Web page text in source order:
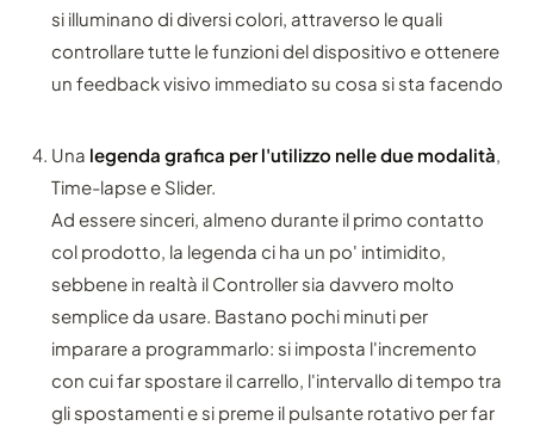
si illuminano di diversi colori, attraverso le quali
controllare tutte le funzioni del dispositivo e ottenere
un feedback visivo immediato su cosa si sta facendo
Una legenda grafica per l'utilizzo nelle due modalità,
Time-lapse e Slider.
Ad essere sinceri, almeno durante il primo contatto
col prodotto, la legenda ci ha un po' intimidito,
sebbene in realtà il Controller sia davvero molto
semplice da usare. Bastano pochi minuti per
imparare a programmarlo: si imposta l'incremento
con cui far spostare il carrello, l'intervallo di tempo tra
gli spostamenti e si preme il pulsante rotativo per far